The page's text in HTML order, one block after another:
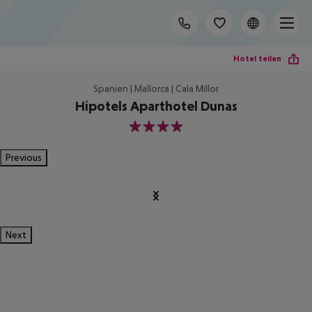
Hotel teilen
Spanien | Mallorca | Cala Millor
Hipotels Aparthotel Dunas
4
Previous
Next